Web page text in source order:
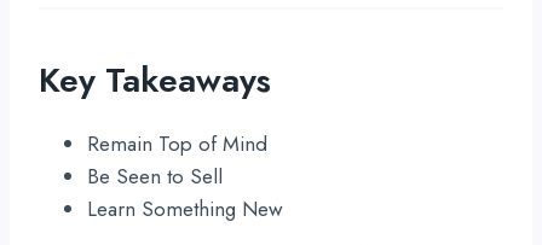
Key Takeaways
Remain Top of Mind
Be Seen to Sell
Learn Something New